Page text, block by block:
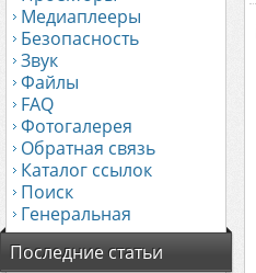
Медиаплееры
Безопасность
Звук
Файлы
FAQ
Фотогалерея
Обратная связь
Каталог ссылок
Поиск
Генеральная
Последние статьи